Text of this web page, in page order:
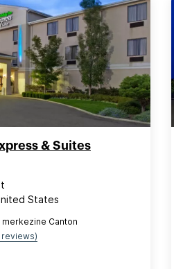
& Suites
States
merkezine Canton
reviews)